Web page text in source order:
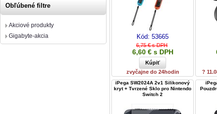
Obľúbené filtre
Akciové produkty
Gigabyte-akcia
Kód: 53665
6,75 € s DPH
6,60 € s DPH
zvyčajne do 24hodin ?
iPega SW2024A 2v1 Silikonový
kryt + Tvrzené Sklo pro Nintendo
Switch 2